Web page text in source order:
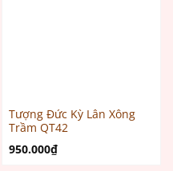
Tượng Đức Kỳ Lân Xông
Trầm QT42
950.000₫